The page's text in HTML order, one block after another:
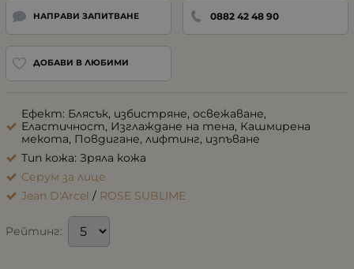
НАПРАВИ ЗАПИТВАНЕ 0882 42 48 90
ДОБАВИ В ЛЮБИМИ
Ефект: Блясък, избистряне, освежаване,
Еластичност, Изглаждане на тена, Кашмирена
мекота, Повдигане, лифтинг, изпъване
Тип кожа: Зряла кожа
Серум за лице
Jean D'Arcel / ROSE SUBLIME
Рейтинг: